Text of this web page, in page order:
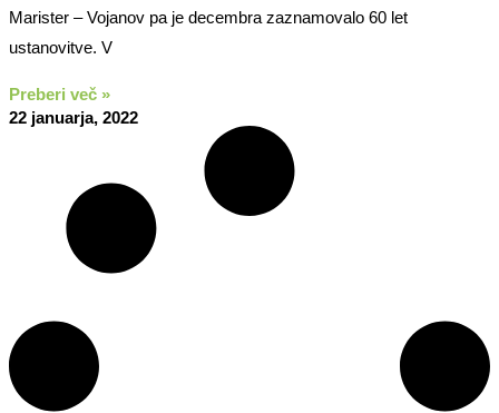
Marister – Vojanov pa je decembra zaznamovalo 60 let
ustanovitve. V
Preberi več »
22 januarja, 2022